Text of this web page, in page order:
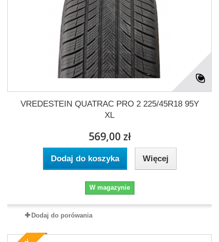
VREDESTEIN QUATRAC PRO 2 225/45R18 95Y
XL
569,00 zł
Dodaj do koszyka Więcej
W magazynie
Dodaj do porówania